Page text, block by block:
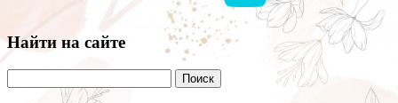
Найти на сайте